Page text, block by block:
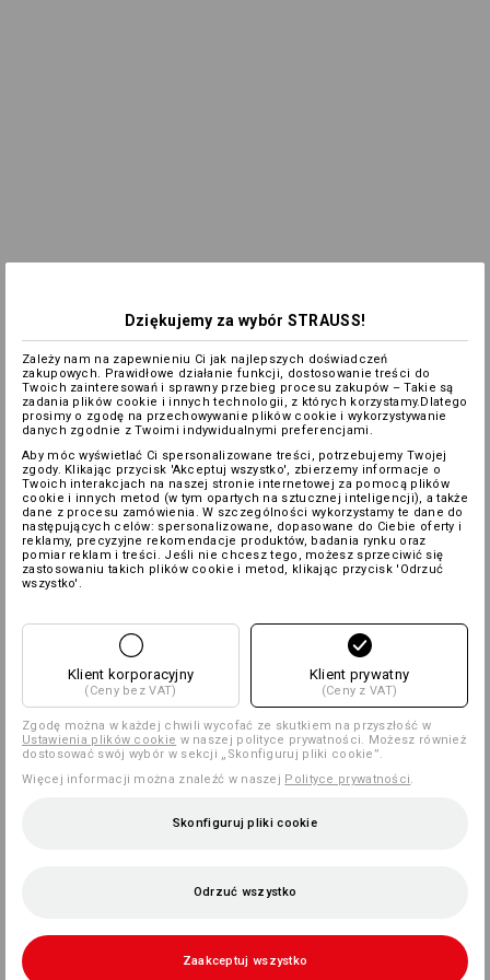
Dziękujemy za wybór STRAUSS!
Zależy nam na zapewnieniu Ci jak najlepszych doświadczeń
zakupowych. Prawidłowe działanie funkcji, dostosowanie treści do
Twoich zainteresowań i sprawny przebieg procesu zakupów – Takie są
zadania plików cookie i innych technologii, z których korzystamy.Dlatego
prosimy o zgodę na przechowywanie plików cookie i wykorzystywanie
danych zgodnie z Twoimi indywidualnymi preferencjami.
Aby móc wyświetlać Ci spersonalizowane treści, potrzebujemy Twojej
zgody. Klikając przycisk 'Akceptuj wszystko', zbierzemy informacje o
Twoich interakcjach na naszej stronie internetowej za pomocą plików
cookie i innych metod (w tym opartych na sztucznej inteligencji), a także
dane z procesu zamówienia. W szczególności wykorzystamy te dane do
następujących celów: spersonalizowane, dopasowane do Ciebie oferty i
reklamy, precyzyjne rekomendacje produktów, badania rynku oraz
pomiar reklam i treści. Jeśli nie chcesz tego, możesz sprzeciwić się
zastosowaniu takich plików cookie i metod, klikając przycisk 'Odrzuć
wszystko'.
Klient korporacyjny
(Ceny bez VAT)
Klient prywatny
(Ceny z VAT)
Zgodę można w każdej chwili wycofać ze skutkiem na przyszłość w
Ustawienia plików cookie w naszej polityce prywatności. Możesz również
dostosować swój wybór w sekcji „Skonfiguruj pliki cookie”.
Więcej informacji można znaleźć w naszej Polityce prywatności.
Skonfiguruj pliki cookie
Odrzuć wszystko
Zaakceptuj wszystko